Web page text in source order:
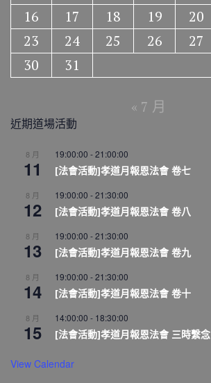
16
17 18 19 20
23
24 25 26 27
30
31
« 7 月
近期道場活動
8 月
11
19:00:00 -21:00:00
[法會活動]孝道月報恩法會 卷七
8 月
12
19:00:00 -21:30:00
[法會活動]孝道月報恩法會 卷八
8 月
13
19:00:00 -21:30:00
[法會活動]孝道月報恩法會 卷九
8 月
14
19:00:00 -21:30:00
[法會活動]孝道月報恩法會 卷十
8 月
15
14:00:00 - 18:30:00
[法會活動]孝道月報恩法會 三時繫念
View Calendar